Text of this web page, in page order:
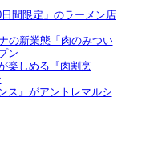
間限定」のラーメン店
の新業態「肉のみつい
ン
楽しめる『肉割烹
ス』がアントレマルシ